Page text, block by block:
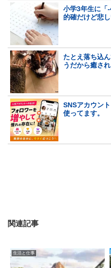
小学3年生に「
的確だけど悲
たとえ落ち込
うだから癒さ
SNSアカウン
使ってます。
関連記事
生活と仕事